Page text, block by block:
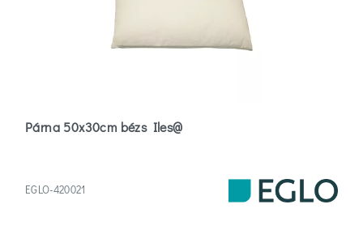
Párna 50x30cm bézs Iles@
EGLO-420021